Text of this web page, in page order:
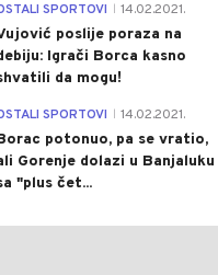
SPORTOVI 14.02.2021.
poslije poraza na
Igrači Borca kasno
da mogu!
SPORTOVI 14.02.2021.
potonuo, pa se vratio,
Gorenje dolazi u Banjaluku
"plus čet...